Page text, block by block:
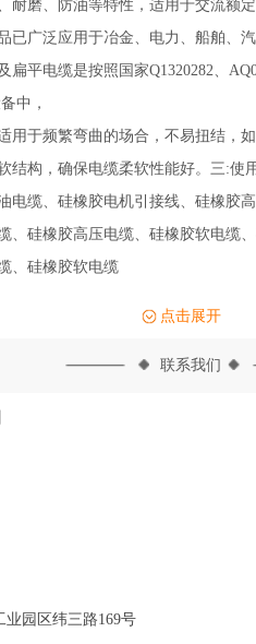
磨、防油等特性，适用于交流额定
已广泛应用于冶金、电力、船舶、
平电缆是按照国家Q1320282、
中，
于频繁弯曲的场合，不易扭结，如
构，确保电缆柔软性能好。三:使
电缆、硅橡胶电机引接线、硅橡胶
、硅橡胶高压电缆、硅橡胶软电缆
、硅橡胶软电缆
点击展开
联系我们
园区纬三路169号